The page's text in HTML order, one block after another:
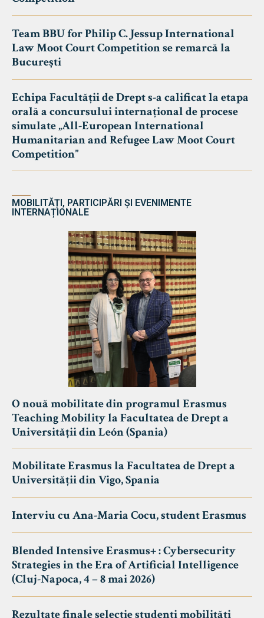
Team BBU for Philip C. Jessup International
Law Moot Court Competition se remarcă la
București
Echipa Facultății de Drept s-a calificat la etapa
orală a concursului internațional de procese
simulate „All-European International
Humanitarian and Refugee Law Moot Court
Competition”
MOBILITĂȚI, PARTICIPĂRI ȘI EVENIMENTE
INTERNAȚIONALE
O nouă mobilitate din programul Erasmus
Teaching Mobility la Facultatea de Drept a
Universității din León (Spania)
Mobilitate Erasmus la Facultatea de Drept a
Universității din Vigo, Spania
Interviu cu Ana-Maria Cocu, student Erasmus
Blended Intensive Erasmus+ : Cybersecurity
Strategies in the Era of Artificial Intelligence
(Cluj-Napoca, 4 – 8 mai 2026)
Rezultate finale selecție studenți mobilități